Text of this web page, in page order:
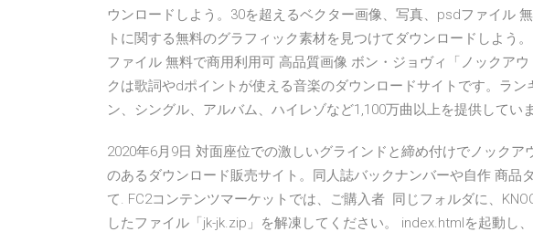
ウンロードしよう。30を超えるベクター画像、写真、psdファイル
トに関する無料のグラフィック素材を見つけてダウンロードしよう
ファイル 無料で商用利用可 高品質画像 ボン・ジョヴィ「ノックア
クは歌詞やdポイントが使える音楽のダウンロードサイトです。ラ
ン、シングル、アルバム、ハイレゾなど1,100万曲以上を提供していま
2020年6月9日 対面座位での激しいグラインドと締め付けでノック
のあるダウンロード販売サイト。同人誌バックナンバーや自作 商品
て. FC2コンテンツマーケットでは、ご購入者 同じフォルダに、
したファイル「jk-jk.zip」を解凍してください。 index.htmlを起動し